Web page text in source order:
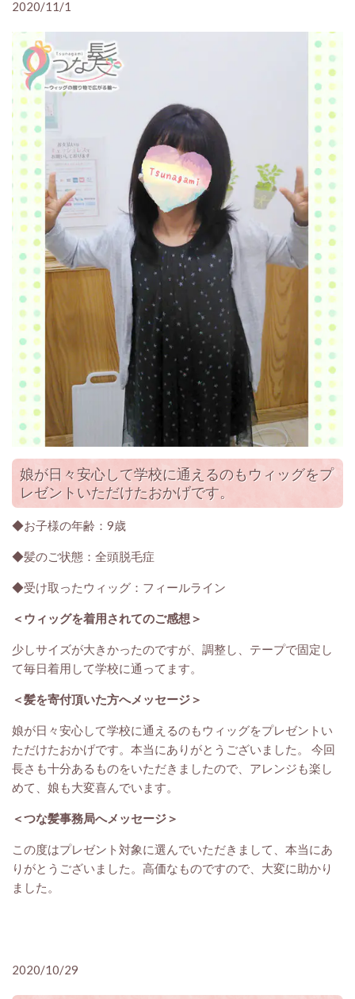
2020/11/1
娘が日々安心して学校に通えるのもウィッグをプ
レゼントいただけたおかげです。
◆お子様の年齢：9歳
◆髪のご状態：全頭脱毛症
◆受け取ったウィッグ：フィールライン
＜ウィッグを着用されてのご感想＞
少しサイズが大きかったのですが、調整し、テープで固定し
て毎日着用して学校に通ってます。
＜髪を寄付頂いた方へメッセージ＞
娘が日々安心して学校に通えるのもウィッグをプレゼントい
ただけたおかげです。本当にありがとうございました。 今回
長さも十分あるものをいただきましたので、アレンジも楽し
めて、娘も大変喜んでいます。
＜つな髪事務局へメッセージ＞
この度はプレゼント対象に選んでいただきまして、本当にあ
りがとうございました。高価なものですので、大変に助かり
ました。
2020/10/29